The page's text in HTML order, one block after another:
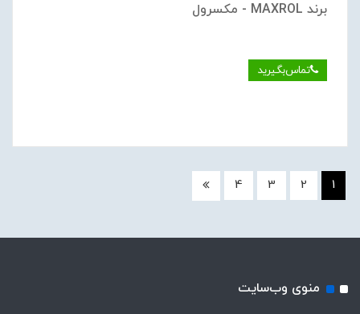
برند MAXROL - مکسرول
تماس‌بگیرید
2
3
4
منوی وب‌سایت